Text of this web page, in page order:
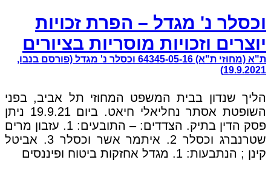
וכסלר נ' מגדל – הפרת זכויות
יוצרים וזכויות מוסריות בציורים
ת"א (מחוזי ת"א) 64345-05-16 וכסלר נ' מגדל (פורסם בנבו,
19.9.2021)
הליך שנדון בבית המשפט המחוזי תל אביב, בפני
השופטת אסתר נחליאלי חיאט. ביום 19.9.21 ניתן
פסק הדין בתיק. הצדדים: – התובעים: 1. עזבון מרים
שטרנברג וכסלר 2. איתמר אשר וכסלר 3. אביטל
קינן ; הנתבעות: 1. מגדל אחזקות ביטוח ופיננסים